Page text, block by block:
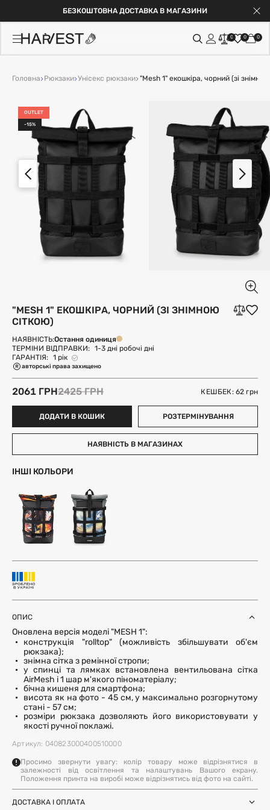
БЕЗКОШТОВНА ДОСТАВКА В МАГАЗИНИ
0 0 0
Головна Рюкзаки Унісекс рюкзаки "Mesh 1" екошкіра, чорний (зі
OUTLET
-15%
"MESH 1" ЕКОШКІРА, ЧОРНИЙ (ЗІ ЗНІМНОЮ
СІТКОЮ)
НАЯВНІСТЬ:Остання одиниця
ТЕРМІНИ ВІДПРАВКИ: 1-3 дні робочі дні
ГАРАНТІЯ: 1 рік
авторські права захищено
2061 ГРН2425 ГРН КЕШБЕК: 62грн
ДОДАТИ В КОШИК РОЗТЕРМІНУВАННЯ
НАЯВНІСТЬ В МАГАЗИНАХ
ІНШІ КОЛЬОРИ
ОПИС
Оновлена версія моделі "MESH 1":
конструкція "rolltop" (можливість збільшувати об'єм
рюкзака);
знімна сітка з ремінної стропи;
у спинці та лямках встановлена вентильована сітка
AirMesh і 1 шар м'якого піноматеріалу;
бічна кишеня для смартфона;
висота як на фото - 45 см, у максимально розгорнутому
стані - 57 см;
розміри рюкзака дозволяють його використовувати у
якості ручної поклажі.
Артикул: 040823000400510000
Просимо звернути увагу: колір товару може відрізнятися в
залежності від освітлення та налаштувань Вашого екрану.
Положення принта на виробі може відрізнятись від фото на сайті.
ДОСТАВКА І ОПЛАТА